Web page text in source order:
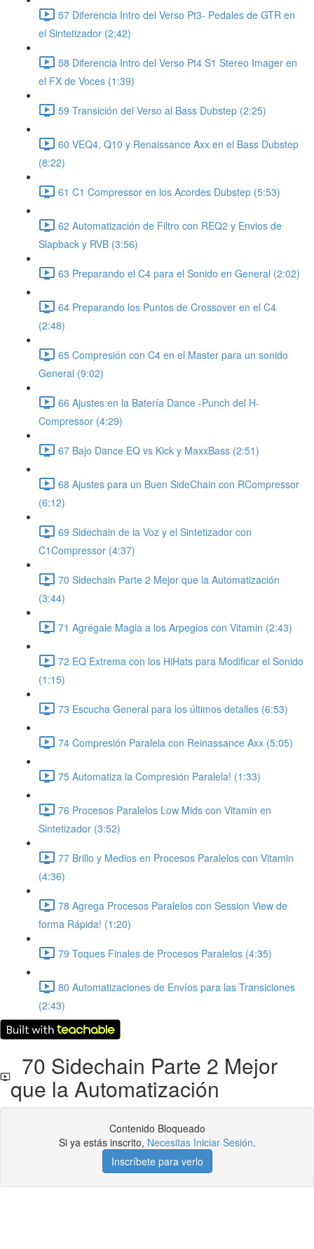
57 Diferencia Intro del Verso Pt3- Pedales de GTR en
el Sintetizador (2:42)
58 Diferencia Intro del Verso Pt4 S1 Stereo Imager en
el FX de Voces (1:39)
59 Transición del Verso al Bass Dubstep (2:25)
60 VEQ4, Q10 y Renaissance Axx en el Bass Dubstep
(8:22)
61 C1 Compressor en los Acordes Dubstep (5:53)
62 Automatización de Filtro con REQ2 y Envios de
Slapback y RVB (3:56)
63 Preparando el C4 para el Sonido en General (2:02)
64 Preparando los Puntos de Crossover en el C4
(2:48)
65 Compresión con C4 en el Master para un sonido
General (9:02)
66 Ajustes en la Batería Dance -Punch del H-
Compressor (4:29)
67 Bajo Dance EQ vs Kick y MaxxBass (2:51)
68 Ajustes para un Buen SideChain con RCompressor
(6:12)
69 Sidechain de la Voz y el Sintetizador con
C1Compressor (4:37)
70 Sidechain Parte 2 Mejor que la Automatización
(3:44)
71 Agrégale Magia a los Arpegios con Vitamin (2:43)
72 EQ Extrema con los HiHats para Modificar el Sonido
(1:15)
73 Escucha General para los últimos detalles (6:53)
74 Compresión Paralela con Reinassance Axx (5:05)
75 Automatiza la Compresión Paralela! (1:33)
76 Procesos Paralelos Low Mids con Vitamin en
Sintetizador (3:52)
77 Brillo y Medios en Procesos Paralelos con Vitamin
(4:36)
78 Agrega Procesos Paralelos con Session View de
forma Rápida! (1:20)
79 Toques Finales de Procesos Paralelos (4:35)
80 Automatizaciones de Envíos para las Transiciones
(2:43)
70 Sidechain Parte 2 Mejor
que la Automatización
Contenido Bloqueado
Si ya estás inscrito, Necesitas Iniciar Sesión.
Inscríbete para verlo